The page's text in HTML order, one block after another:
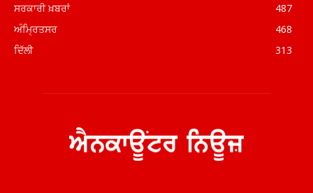
ਸਰਕਾਰੀ ਖ਼ਬਰਾਂ
487
ਅੰਮ੍ਰਿਤਸਰ
468
ਦਿੱਲੀ
313